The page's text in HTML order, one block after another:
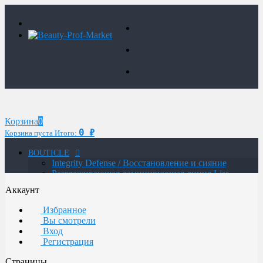
Корзина0
Корзина пуста Итого: 0 ₽
BOUTICLE
Integrity Defense / Восстановление и сияние
Разглаживающая ламинирующая линия Liss
ATELIER TREND COLOR MAN / Краситель для
мужчин
Glow Lab Repair / Интенсивное питание и
восстановление
Glow-Lab BIORICH / Объем и восстановление
Аккаунт
Избранное
Вы смотрели
Вход
Регистрация